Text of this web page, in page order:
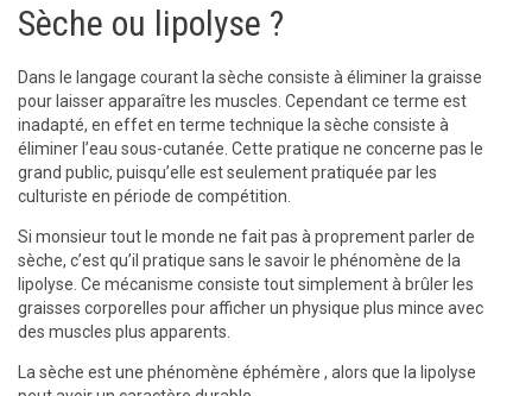
Sèche ou lipolyse ?
Dans le langage courant la sèche consiste à éliminer la graisse
pour laisser apparaître les muscles. Cependant ce terme est
inadapté, en effet en terme technique la sèche consiste à
éliminer l’eau sous-cutanée. Cette pratique ne concerne pas le
grand public, puisqu’elle est seulement pratiquée par les
culturiste en période de compétition.
Si monsieur tout le monde ne fait pas à proprement parler de
sèche, c’est qu’il pratique sans le savoir le phénomène de la
lipolyse. Ce mécanisme consiste tout simplement à brûler les
graisses corporelles pour afficher un physique plus mince avec
des muscles plus apparents.
La sèche est une phénomène éphémère , alors que la lipolyse